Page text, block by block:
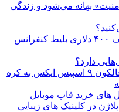
بهانه می‌شود و زندگی
فرصت استثنایی: دریافت تخفیف ۴۰۰ دلاری بلیط کنفرانس
دارد؟
برخورد قطعه غیرفعال راکت فالکون ۹ اسپیس ایکس به کره
های خرید قاب موبایل
در کلینیک های زیبایی